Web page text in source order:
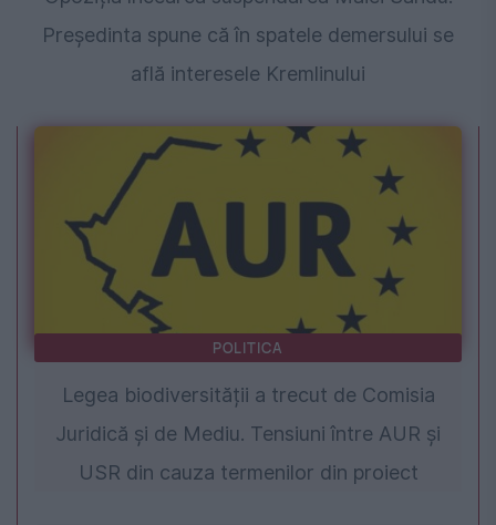
Președinta spune că în spatele demersului se
află interesele Kremlinului
POLITICA
Legea biodiversității a trecut de Comisia
Juridică și de Mediu. Tensiuni între AUR și
USR din cauza termenilor din proiect